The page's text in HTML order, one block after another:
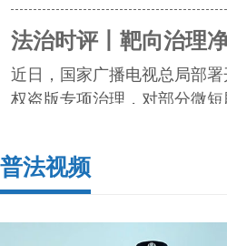
法治时评丨靶向治理
近日，国家广播电视总局部
权盗版专项治理，对部分微
给员工录用事项做“减
为进一步优化政务服务，提
普法视频